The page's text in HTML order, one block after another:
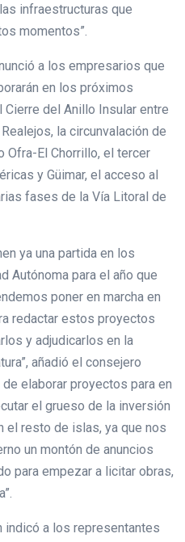
infraestructuras que
momentos”.
a los empresarios que
en los próximos
del Anillo Insular entre
la circunvalación de
Ofra-El Chorrillo, el tercer
y Güimar, el acceso al
fases de la Vía Litoral de
ya una partida en los
Autónoma para el año que
poner en marcha en
redactar estos proyectos
y adjudicarlos en la
añadió el consejero
elaborar proyectos para en
el grueso de la inversión
el resto de islas, ya que nos
un montón de anuncios
para empezar a licitar obras,
indicó a los representantes